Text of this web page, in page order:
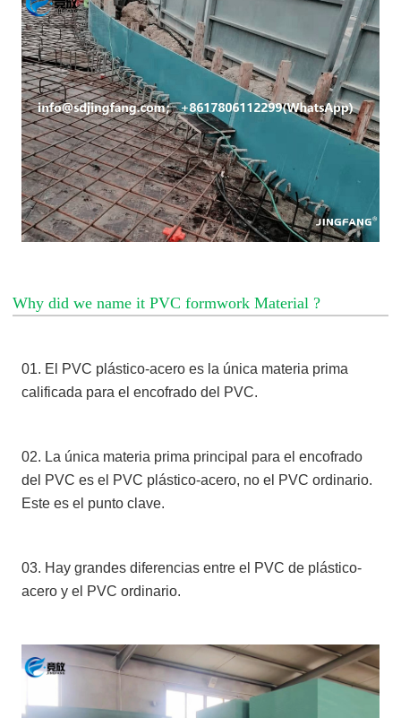
Why did we name it PVC formwork Material ?
01. El PVC plástico-acero es la única materia prima
calificada para el encofrado del PVC.
02. La única materia prima principal para el encofrado
del PVC es el PVC plástico-acero, no el PVC ordinario.
Este es el punto clave.
03. Hay grandes diferencias entre el PVC de plástico-
acero y el PVC ordinario.